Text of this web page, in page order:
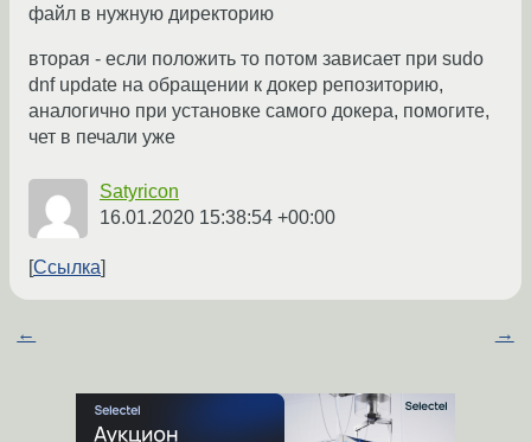
файл в нужную директорию
вторая - если положить то потом зависает при sudo
dnf update на обращении к докер репозиторию,
аналогично при установке самого докера, помогите,
чет в печали уже
Satyricon
16.01.2020 15:38:54 +00:00
Ссылка
← →